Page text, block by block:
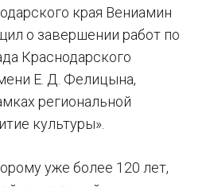
края Вениамин
о завершении работ по
Краснодарского
Е. Д. Фелицына,
региональной
культуры».
уже более 120 лет,